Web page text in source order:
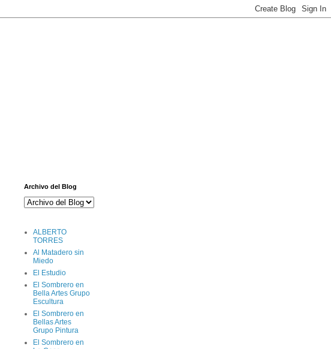
Archivo del Blog
ALBERTO
TORRES
Al Matadero sin
Miedo
El Estudio
El Sombrero en
Bella Artes Grupo
Escultura
El Sombrero en
Bellas Artes
Grupo Pintura
El Sombrero en